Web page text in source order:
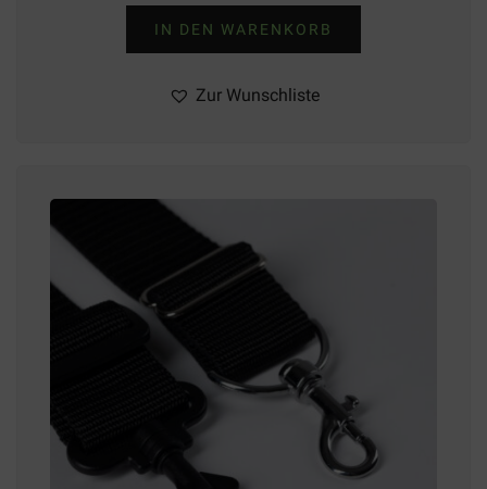
IN DEN WARENKORB
Zur Wunschliste